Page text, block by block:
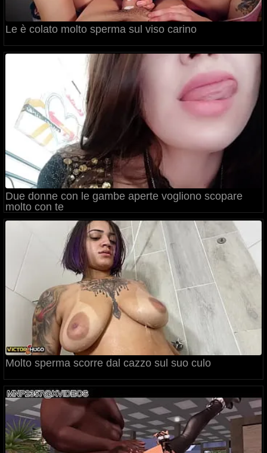
Le è colato molto sperma sul viso carino
Due donne con le gambe aperte vogliono scopare
molto con te
Molto sperma scorre dal cazzo sul suo culo